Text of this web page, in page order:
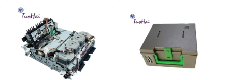
Über uns
Fabrik-Ausflug